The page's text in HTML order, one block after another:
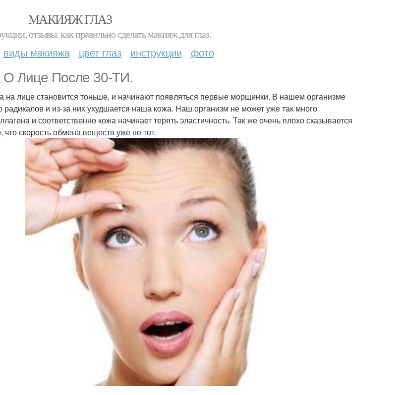
МАКИЯЖ ГЛАЗ
отзывы. как правильно сделать макияж для глаз.
виды макияжа цвет глаз инструкции фото
О Лице После 30-ТИ.
на лице становится тоньше, и начинают появляться первые морщинки. В нашем организме
радикалов и из-за них ухудшается наша кожа. Наш организм не может уже так много
и соответственно кожа начинает терять эластичность. Так же очень плохо сказывается
что скорость обмена веществ уже не тот.